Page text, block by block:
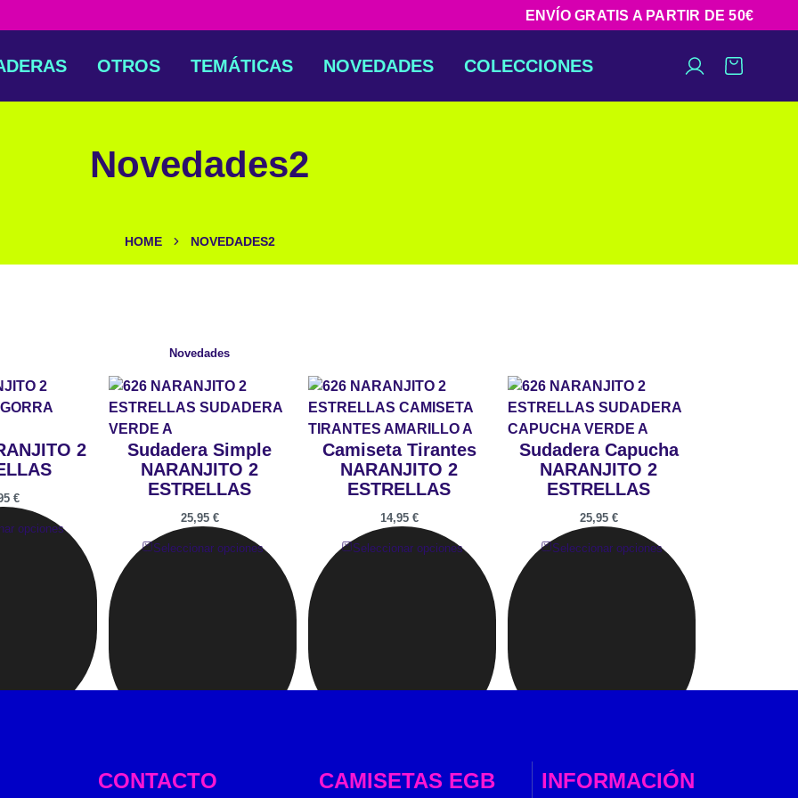
ENVÍO GRATIS A PARTIR DE 50€
OTROS TEMÁTICAS NOVEDADES COLECCIONES
HOME NOVEDADES2
Novedades2
Novedades
2
€
opciones
Sudadera Simple
NARANJITO 2
ESTRELLAS
25,95 €
Seleccionar opciones
Camiseta Tirantes
NARANJITO 2
ESTRELLAS
14,95 €
Seleccionar opciones
Sudadera Capucha
NARANJITO 2
ESTRELLAS
25,95 €
Seleccionar opciones
CONTACTO CAMISETAS EGB INFORMACIÓN